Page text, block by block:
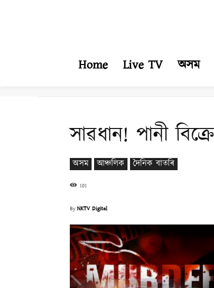
Home Live TV অসম
সাৱধান! পানী
অসম আঞ্চলিক দৈনিক বাতৰি
101
ByNKTV Digital